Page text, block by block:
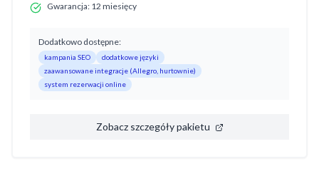
Gwarancja: 12 miesięcy
Dodatkowo dostępne:
kampania SEO
dodatkowe języki
zaawansowane integracje (Allegro, hurtownie)
system rezerwacji online
Zobacz szczegóły pakietu